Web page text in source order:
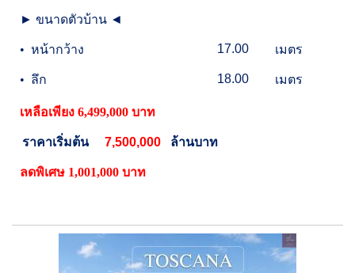
► ขนาดตัวบ้าน ◄
• หน้ากว้าง 17.00 เมตร
• ลึก 18.00 เมตร
เหลือเพียง 6,499,000 บาท
ราคาเริ่มต้น 7,500,000 ล้านบาท
ลดพิเศษ 1,001,000 บาท